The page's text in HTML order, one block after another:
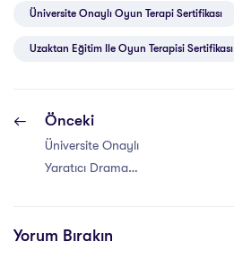
Üniversite Onaylı Oyun Terapi Sertifikası
Uzaktan Eğitim Ile Oyun Terapisi Sertifikası
Önceki
Üniversite Onaylı
Yaratıcı Drama
Yorum Bırakın